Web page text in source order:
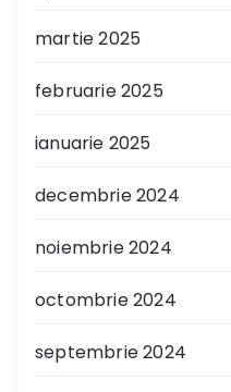
martie 2025
februarie 2025
ianuarie 2025
decembrie 2024
noiembrie 2024
octombrie 2024
septembrie 2024